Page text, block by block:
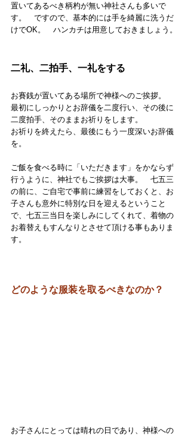
置いてあるべき柄杓が無い神社さんも多いで
す。　ですので、基本的には手を綺麗に洗うだ
けでOK。　ハンカチは用意しておきましょう。
二礼、二拍手、一礼をする
お賽銭が置いてある場所で神様へのご挨拶。
最初にしっかりとお辞儀を二度行い、その後に
二度拍手、そのままお祈りをします。
お祈りを終えたら、最後にもう一度深いお辞儀
を。
ご飯を食べる時に「いただきます」をかならず
行うように、神社でもご挨拶は大事。　七五三
の前に、ご自宅で事前に練習をしておくと、お
子さんも意外に特別な日を迎えるということ
で、七五三当日を楽しみにしてくれて、着物の
お着替えもすんなりとさせて頂ける事もありま
す。
どのような服装を取るべきなのか？
お子さんにとっては晴れの日であり、神様への